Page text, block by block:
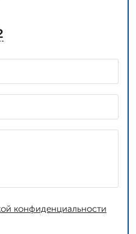
конфиденциальности